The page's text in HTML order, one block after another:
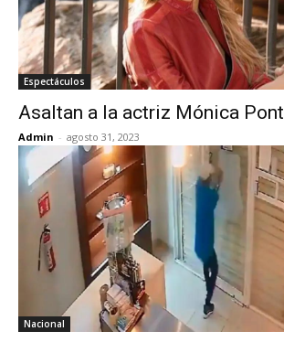
Espectáculos
Asaltan a la actriz Mónica Pont
Admin - agosto 31, 2023
Nacional